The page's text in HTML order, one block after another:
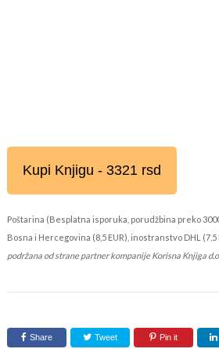
Kupi Knjigu - 3321 rsd
Poštarina (Besplatna isporuka, porudžbina preko
Bosna i Hercegovina (8,5 EUR), inostranstvo DHL (7,5
podržana od strane partner kompanije Korisna Knjiga
Share Tweet Pin it